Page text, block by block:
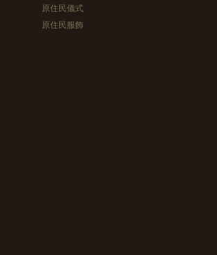
原住民儀式
原住民服飾